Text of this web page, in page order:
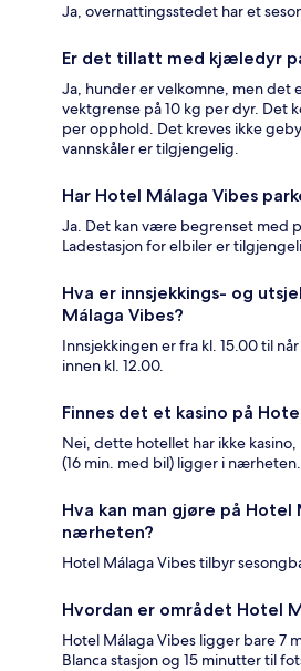
Ja, overnattingsstedet har et
Er det tillatt med kjæledyr
Ja, hunder er velkomne, men det
vektgrense på 10 kg per dyr. Det
per opphold. Det kreves ikke
vannskåler er tilgjengelig.
Har Hotel Málaga Vibes
Ja. Det kan være begrenset med
Ladestasjon for elbiler er
Hva er innsjekkings- og
Málaga Vibes?
Innsjekkingen er fra kl. 15.00 til
innen kl. 12.00.
Finnes det et kasino på
Nei, dette hotellet har ikke
(16 min. med bil) ligger i nærheten.
Hva kan man gjøre på Hotel
nærheten?
Hotel Málaga Vibes tilbyr
Hvordan er området Hotel
Hotel Málaga Vibes ligger bare 7
Blanca stasjon og 15 minutter til